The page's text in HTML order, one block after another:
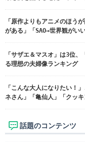
「原作よりもアニメのほう
がある」「SAO→世界観がいい
「サザエ＆マスオ」は3位
る理想の夫婦像ランキング
「こんな大人になりたい！
ネさん」「亀仙人」「クッキ
話題のコンテンツ